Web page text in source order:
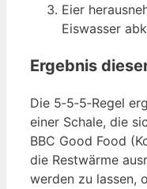
Eier
Eiswasser
Ergebnis
Die 5‑5‑5‑Regel
einer Schale, die
BBC Good Food
die Restwärme
werden zu lassen,